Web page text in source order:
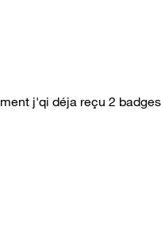
j'qi déja reçu 2 badges